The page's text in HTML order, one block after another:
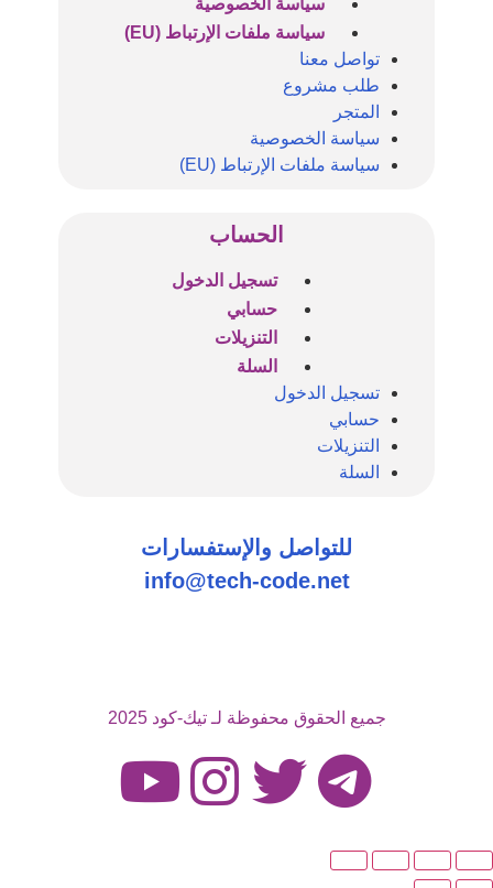
سياسة ملفات الإرتباط (EU)
تواصل معنا
طلب مشروع
المتجر
سياسة الخصوصية
سياسة ملفات الإرتباط (EU)
الحساب
تسجيل الدخول
حسابي
التنزيلات
السلة
تسجيل الدخول
حسابي
التنزيلات
السلة
للتواصل والإستفسارات
info@tech-code.net
جميع الحقوق محفوظة لـ تيك-كود 2025